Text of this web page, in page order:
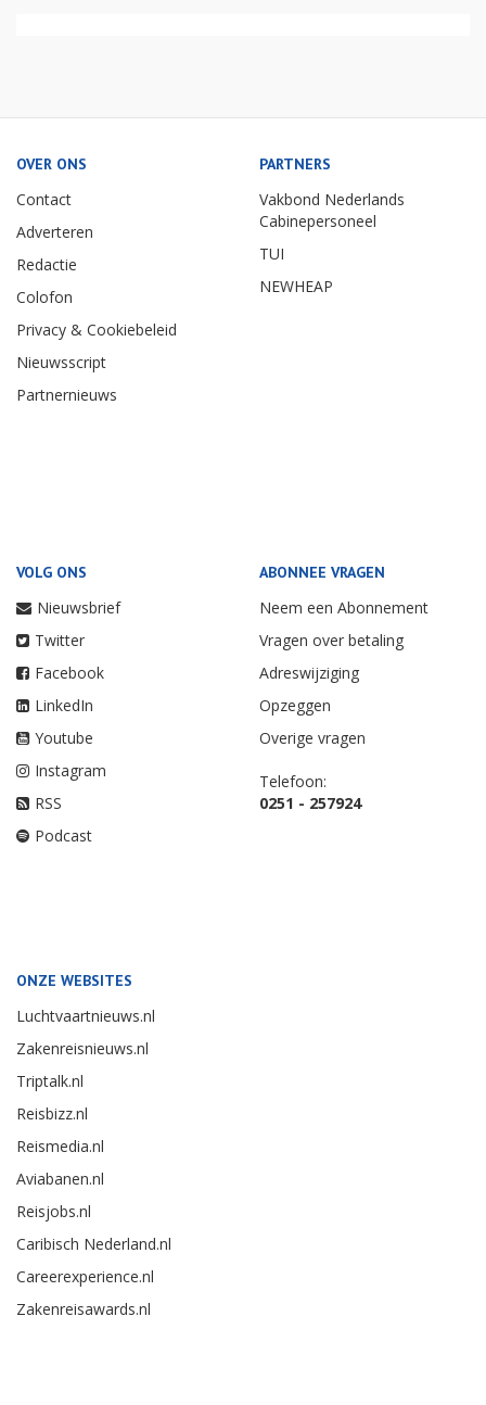
OVER ONS
Contact
Adverteren
Redactie
Colofon
Privacy & Cookiebeleid
Nieuwsscript
Partnernieuws
PARTNERS
Vakbond Nederlands
Cabinepersoneel
TUI
NEWHEAP
VOLG ONS
Nieuwsbrief
Twitter
Facebook
LinkedIn
Youtube
Instagram
RSS
Podcast
ABONNEE VRAGEN
Neem een Abonnement
Vragen over betaling
Adreswijziging
Opzeggen
Overige vragen
Telefoon:
0251 - 257924
ONZE WEBSITES
Luchtvaartnieuws.nl
Zakenreisnieuws.nl
Triptalk.nl
Reisbizz.nl
Reismedia.nl
Aviabanen.nl
Reisjobs.nl
Caribisch Nederland.nl
Careerexperience.nl
Zakenreisawards.nl